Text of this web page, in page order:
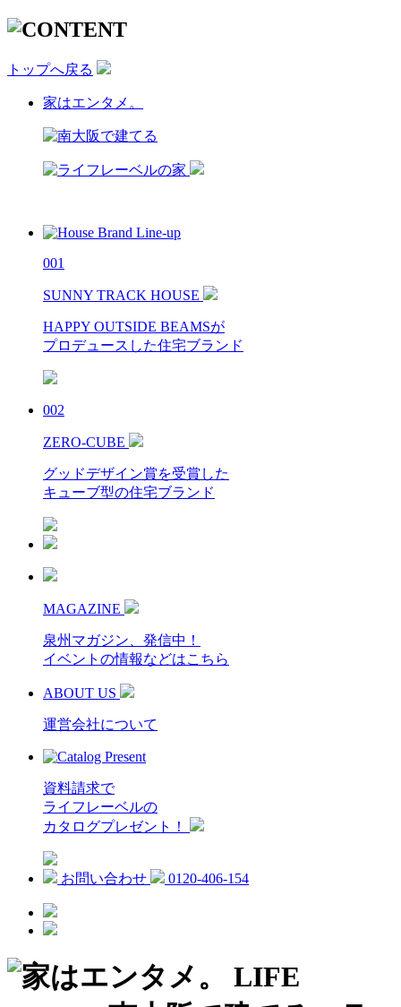
トップへ戻る
家はエンタメ。
001
SUNNY TRACK HOUSE
HAPPY OUTSIDE BEAMSが
プロデュースした住宅ブランド
002
ZERO-CUBE
グッドデザイン賞を受賞した
キューブ型の住宅ブランド
MAGAZINE
泉州マガジン、発信中！
イベントの情報などはこちら
ABOUT US
運営会社について
資料請求で
ライフレーベルの
カタログプレゼント！
お問い合わせ 0120-406-154